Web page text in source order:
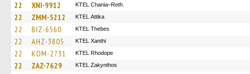
22 XNI-9912 KTEL Chania–Reth.
22 ZMM-5212 KΤΕL Αttika
22 BIZ-6560 KTEL Thebes
22 AHZ-3805 KTEL Xanthi
22 KOM-2731 KTEL Rhodope
22 ZAZ-7629 KTEL Zakynthos